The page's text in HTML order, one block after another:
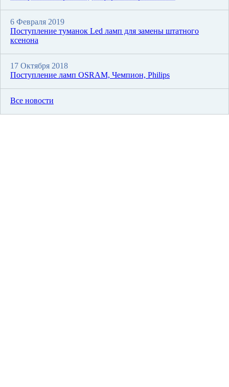
6 Февраля 2019
Поступление туманок Led ламп для замены штатного
ксенона
17 Октября 2018
Поступление ламп OSRAM, Чемпион, Philips
Все новости